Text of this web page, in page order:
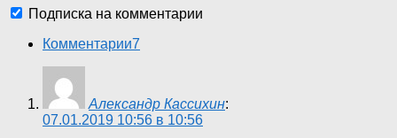
Подписка на комментарии
Комментарии7
Александр Кассихин:
07.01.2019 10:56 в 10:56